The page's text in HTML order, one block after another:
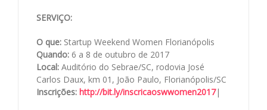
SERVIÇO:
O que: Startup Weekend Women Florianópolis
Quando: 6 a 8 de outubro de 2017
Local: Auditório do Sebrae/SC, rodovia José
Carlos Daux, km 01, João Paulo, Florianópolis/SC
Inscrições: http://bit.ly/inscricaoswwomen2017|